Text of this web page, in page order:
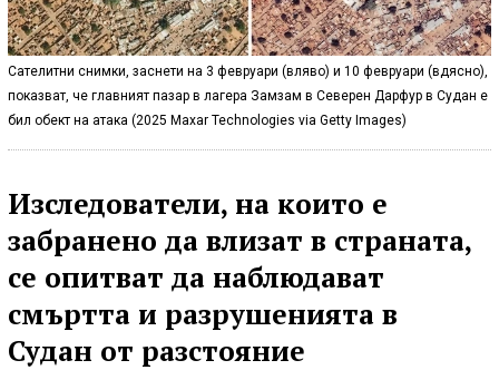
Сателитни снимки, заснети на 3 февруари (вляво) и 10 февруари (вдясно),
показват, че главният пазар в лагера Замзам в Северен Дарфур в Судан е
бил обект на атака (2025 Maxar Technologies via Getty Images)
Изследователи, на които е
забранено да влизат в страната,
се опитват да наблюдават
смъртта и разрушенията в
Судан от разстояние